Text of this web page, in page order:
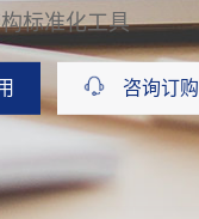
标准化工具
咨询订购